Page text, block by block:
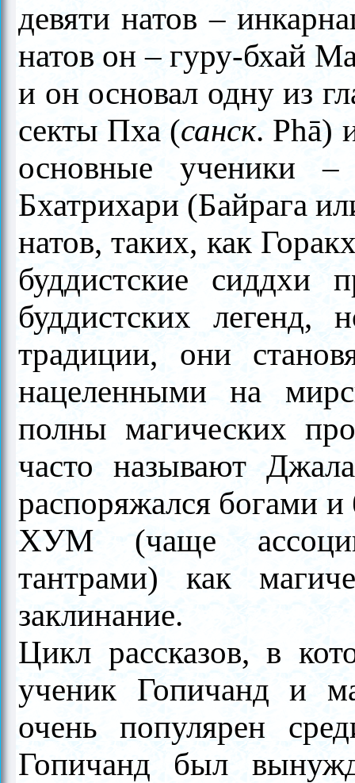
девяти натов–
натов он–гуру-бхай
и он основал одну из
секты Пха (санск. Phā)
основные ученики–
Бхатрихари (Байрага
натов, таких, как
буддистские сиддхи
буддистских легенд,
традиции, они
нацеленными на
полны магических
часто называют
распоряжался богами и
ХУМ (чаще
тантрами) как
заклинание.
Цикл рассказов, в
ученик Гопичанд и
очень популярен
Гопичанд был